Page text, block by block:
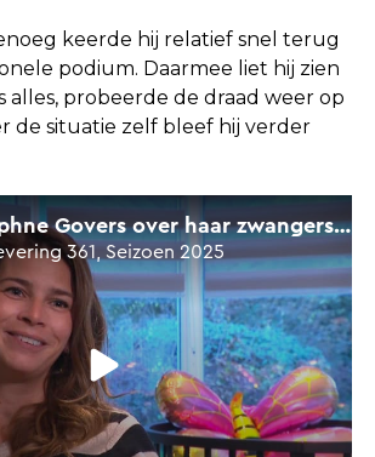
keerde hij relatief snel terug
podium. Daarmee liet hij zien
alles, probeerde de draad weer op
de situatie zelf bleef hij verder